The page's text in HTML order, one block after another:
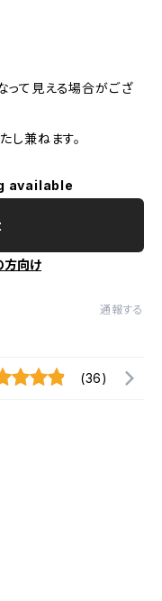
って見える場合がござ
し兼ねます。
available
方向け
通報する
(36)